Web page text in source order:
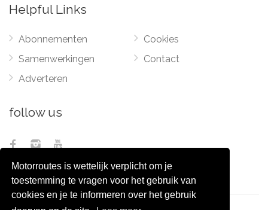
Motorroutes is wettelijk verplicht om je
toestemming te vragen voor het gebruik van
cookies en je te informeren over het gebruik
Helpful Links
Abonnementen
Samenwerkingen
Adverteren
Cookies
Contact
follow us